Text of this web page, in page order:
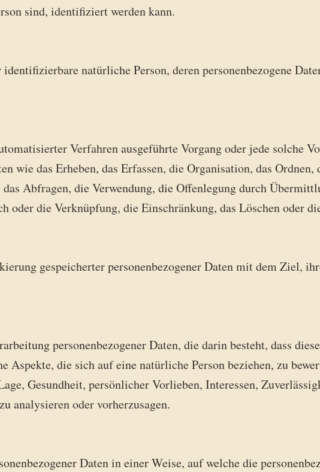
sind, identifiziert werden kann.
natürliche Person, deren personenbezogene
Verfahren ausgeführte Vorgang oder jede solche
wie das Erheben, das Erfassen, die Organisation, das
das Abfragen, die Verwendung, die Offenlegung durch
oder die Verknüpfung, die Einschränkung, das Löschen oder
gespeicherter personenbezogener Daten mit dem Ziel,
personenbezogener Daten, die darin besteht, dass
Aspekte, die sich auf eine natürliche Person beziehen, zu
Gesundheit, persönlicher Vorlieben, Interessen,
analysieren oder vorherzusagen.
Daten in einer Weise, auf welche die